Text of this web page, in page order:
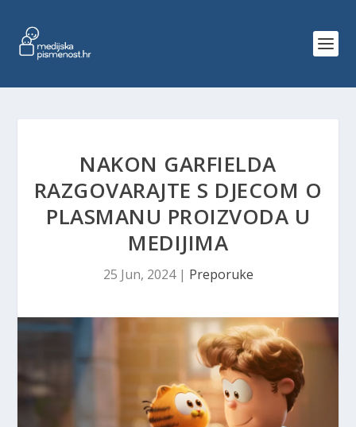
NAKON GARFIELDA
RAZGOVARAJTE S DJECOM O
PLASMANU PROIZVODA U
MEDIJIMA
25 Jun, 2024| Preporuke